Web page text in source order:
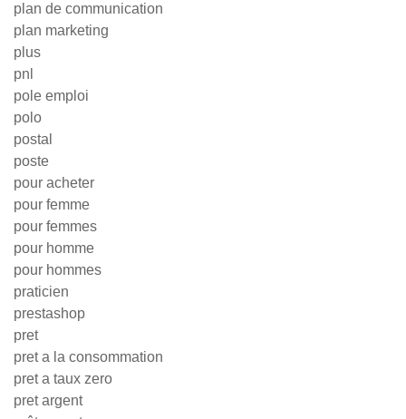
plan de communication
plan marketing
plus
pnl
pole emploi
polo
postal
poste
pour acheter
pour femme
pour femmes
pour homme
pour hommes
praticien
prestashop
pret
pret a la consommation
pret a taux zero
pret argent